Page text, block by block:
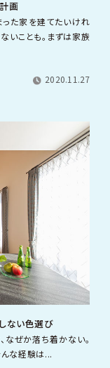
画
った家を建てたいけれ
いことも。まずは家族
2020.11.27
ない色選び
なぜか落ち着かない。
んな経験は...